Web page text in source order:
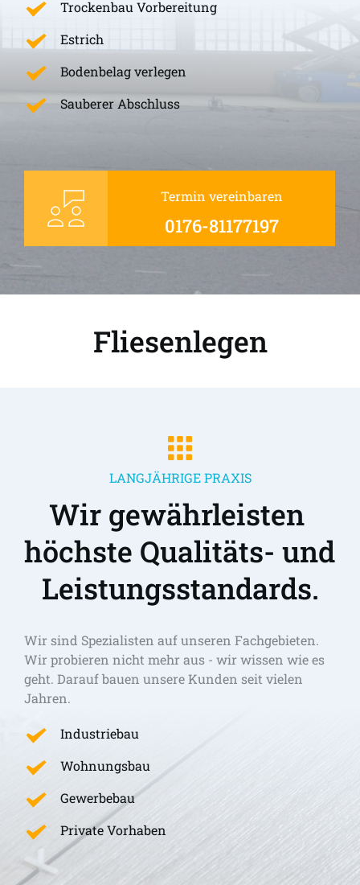
Trockenbau Vorbereitung
Estrich
Bodenbelag verlegen
Sauberer Abschluss
Termin vereinbaren
0176-81177197
Fliesenlegen
LANGJÄHRIGE PRAXIS
Wir gewährleisten
höchste Qualitäts- und
Leistungsstandards.
Wir sind Spezialisten auf unseren Fachgebieten.
Wir probieren nicht mehr aus - wir wissen wie es
geht. Darauf bauen unsere Kunden seit vielen
Jahren.
Industriebau
Wohnungsbau
Gewerbebau
Private Vorhaben